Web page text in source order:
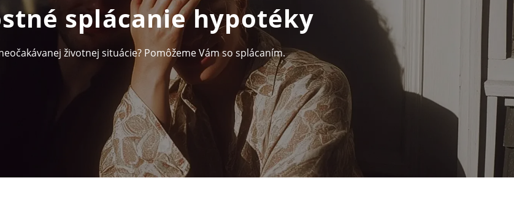
splácanie hypotéky
životnej situácie? Pomôžeme Vám so splácaním.